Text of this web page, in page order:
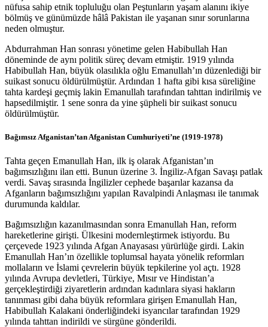
nüfusa sahip etnik topluluğu olan Peştunların yaşam alanını ikiye
bölmüş ve günümüzde hâlâ Pakistan ile yaşanan sınır sorunlarına
neden olmuştur.
Abdurrahman Han sonrası yönetime gelen Habibullah Han
döneminde de aynı politik süreç devam etmiştir. 1919 yılında
Habibullah Han, büyük olasılıkla oğlu Emanullah’ın düzenlediği bir
suikast sonucu öldürülmüştür. Ardından 1 hafta gibi kısa süreliğine
tahta kardeşi geçmiş lakin Emanullah tarafından tahttan indirilmiş ve
hapsedilmiştir. 1 sene sonra da yine şüpheli bir suikast sonucu
öldürülmüştür.
Bağımsız Afganistan’tan Afganistan Cumhuriyeti’ne (1919-1978)
Tahta geçen Emanullah Han, ilk iş olarak Afganistan’ın
bağımsızlığını ilan etti. Bunun üzerine 3. İngiliz-Afgan Savaşı patlak
verdi. Savaş sırasında İngilizler cephede başarılar kazansa da
Afganların bağımsızlığını yapılan Ravalpindi Anlaşması ile tanımak
durumunda kaldılar.
Bağımsızlığın kazanılmasından sonra Emanullah Han, reform
hareketlerine girişti. Ülkesini modernleştirmek istiyordu. Bu
çerçevede 1923 yılında Afgan Anayasası yürürlüğe girdi. Lakin
Emanullah Han’ın özellikle toplumsal hayata yönelik reformları
mollaların ve İslami çevrelerin büyük tepkilerine yol açtı. 1928
yılında Avrupa devletleri, Türkiye, Mısır ve Hindistan’a
gerçekleştirdiği ziyaretlerin ardından kadınlara siyasi hakların
tanınması gibi daha büyük reformlara girişen Emanullah Han,
Habibullah Kalakani önderliğindeki isyancılar tarafından 1929
yılında tahttan indirildi ve sürgüne gönderildi.